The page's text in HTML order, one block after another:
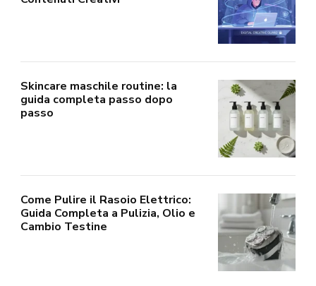
Skincare maschile routine: la
guida completa passo dopo
passo
Come Pulire il Rasoio Elettrico:
Guida Completa a Pulizia, Olio e
Cambio Testine